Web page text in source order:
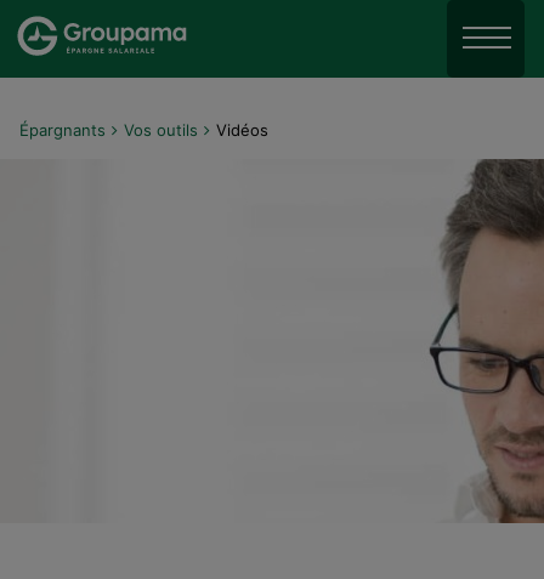
Aller au menu
Aller au contenu
Menu
Épargnants Vos outils Vidéos